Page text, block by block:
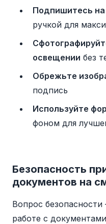
Подпишитесь на
ручкой для
освещении без
Обрежьте
подпись
Используйте
фоном для
Безопасность
документов на
Вопрос
работе с